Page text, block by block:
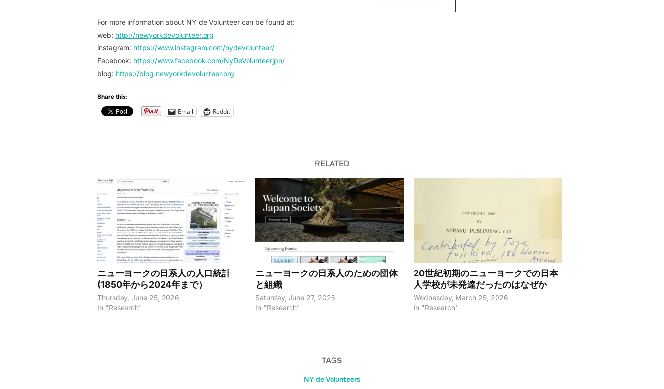
For more information about NY de Volunteer can be found at:
web: http://newyorkdevolunteer.org
instagram: https://www.instagram.com/nydevolunteer/
Facebook: https://www.facebook.com/NyDeVolunteerjpn/
blog: https://blog.newyorkdevolunteer.org
Share this:
Email Reddit
RELATED
ニューヨークの日系人の人口統計
(1850年から2024年まで）
Thursday, June 25, 2026
In "Research"
ニューヨークの日系人のための団体
と組織
Saturday, June 27, 2026
In "Research"
20世紀初期のニューヨークでの日本
人学校が未発達だったのはなぜか
Wednesday, March 25, 2026
In "Research"
TAGS
NY de Volunteers